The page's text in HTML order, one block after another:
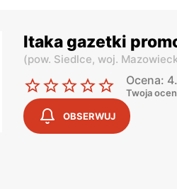
Itaka gazetki
(pow. Siedlce, woj.
Ocena:
Twoja
OBSERWUJ